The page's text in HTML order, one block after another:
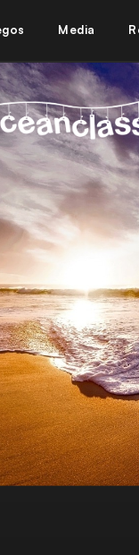
Media